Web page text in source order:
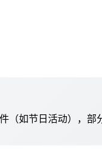
（如节日活动），部